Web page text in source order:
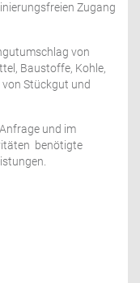
Zugang
von
Baustoffe, Kohle,
Stückgut und
und im
benötigte